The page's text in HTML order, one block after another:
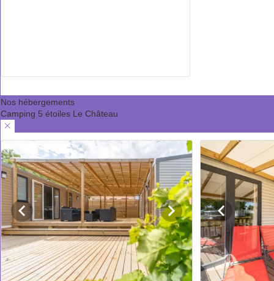
Nos hébergements
Camping 5 étoiles Le Château